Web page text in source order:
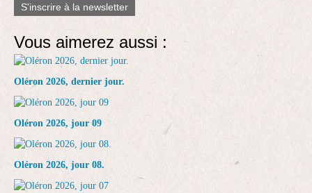
S'inscrire à la newsletter
Vous aimerez aussi :
Oléron 2026, dernier jour.
Oléron 2026, jour 09
Oléron 2026, jour 08.